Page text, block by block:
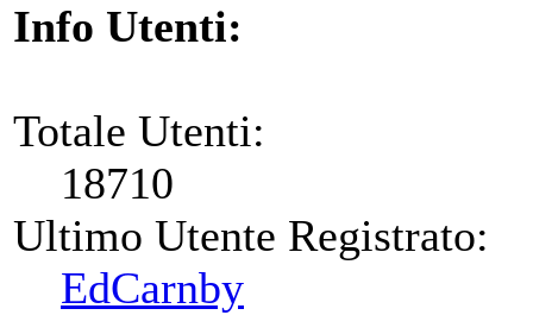
Info Utenti:
Totale Utenti:
18710
Ultimo Utente Registrato:
EdCarnby